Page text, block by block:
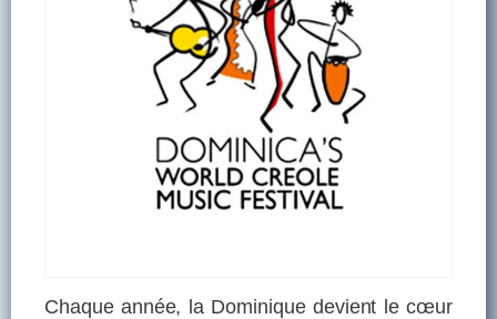
Chaque année, la Dominique devient le cœur